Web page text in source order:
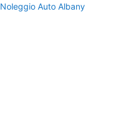
Noleggio Auto Albany